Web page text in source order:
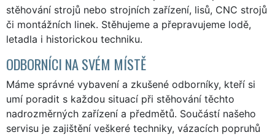
stěhování strojů nebo strojních zařízení, lisů, CNC strojů
či montážních linek. Stěhujeme a přepravujeme lodě,
letadla i historickou techniku.
ODBORNÍCI NA SVÉM MÍSTĚ
Máme správné vybavení a zkušené odborníky, kteří si
umí poradit s každou situací při stěhování těchto
nadrozměrných zařízení a předmětů. Součástí našeho
servisu je zajištění veškeré techniky, vázacích popruhů